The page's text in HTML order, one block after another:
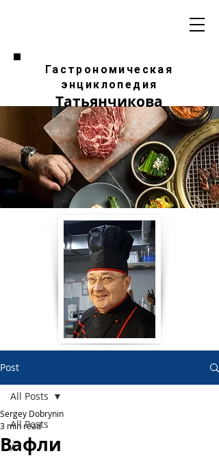
Гастрономическая
энциклопедия
Татьянчикова
Post
All Posts
А
All Posts
Вафли
Sergey Dobrynin
3 min read